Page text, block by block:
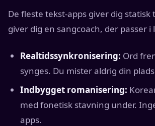
De fleste tekst-apps giver dig statisk
giver dig en sangcoach, der passer i
Realtidssynkronisering: Ord
synges. Du mister aldrig din
Indbygget romanisering:
med fonetisk stavning under.
apps.